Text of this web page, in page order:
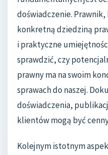
doświadczenie.
konkretną dziedziną
i praktyczne
sprawdzić, czy
prawny ma na swoim
sprawach do naszej.
doświadczenia,
klientów mogą być
Kolejnym istotnym